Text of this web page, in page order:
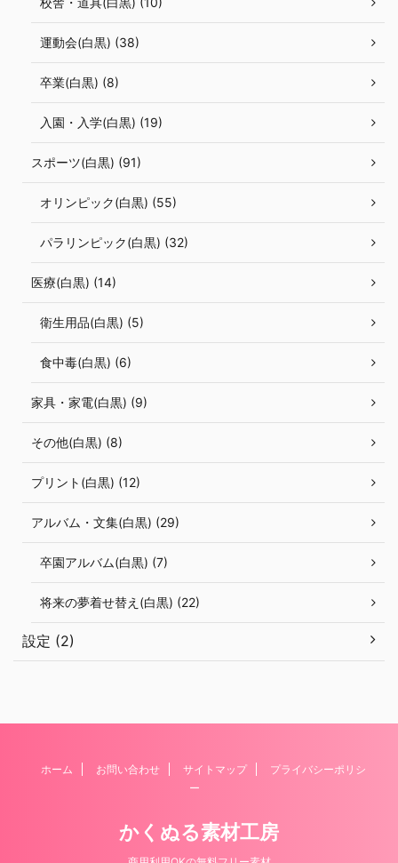
運動会(白黒) (38)
卒業(白黒) (8)
入園・入学(白黒) (19)
スポーツ(白黒) (91)
オリンピック(白黒) (55)
パラリンピック(白黒) (32)
医療(白黒) (14)
衛生用品(白黒) (5)
食中毒(白黒) (6)
家具・家電(白黒) (9)
その他(白黒) (8)
プリント(白黒) (12)
アルバム・文集(白黒) (29)
卒園アルバム(白黒) (7)
将来の夢着せ替え(白黒) (22)
設定 (2)
ホーム お問い合わせ サイトマップ
プライバシーポリシ
ー
かくぬる素材工房